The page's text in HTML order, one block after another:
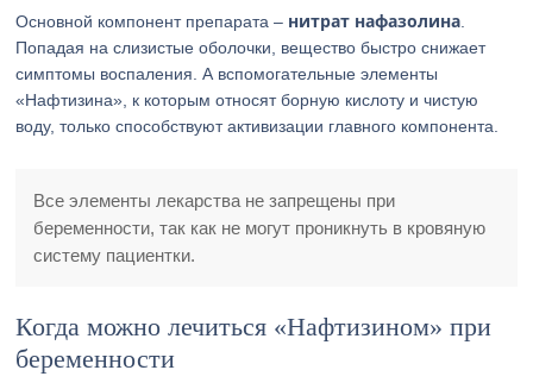
Основной компонент препарата – нитрат нафазолина
Попадая на слизистые оболочки, вещество быстро снижает
симптомы воспаления. А вспомогательные элементы
«Нафтизина», к которым относят борную кислоту и чистую
воду, только способствуют активизации главного компонента.
Все элементы лекарства не запрещены при
беременности, так как не могут проникнуть в кровяную
систему пациентки.
Когда можно лечиться «Нафтизином» при
беременности